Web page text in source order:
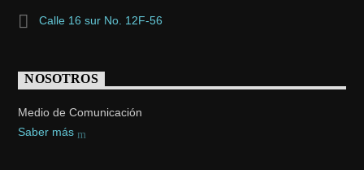
Calle 16 sur No. 12F-56
NOSOTROS
Medio de Comunicación
Saber más